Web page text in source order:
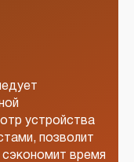
устройства
позволит
сэкономит время